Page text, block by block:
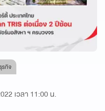
รกิจ
เวลา 11:00 น.